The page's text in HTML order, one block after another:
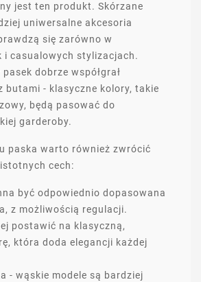
jest ten produkt. Skórzane
uniwersalne akcesoria
się zarówno w
i casualowych stylizacjach.
dobrze współgrał
butami - klasyczne kolory, takie
będą pasować do
garderoby.
paska warto również zwrócić
cech:
być odpowiednio dopasowana
z możliwością regulacji.
postawić na klasyczną,
która doda elegancji każdej
- wąskie modele są bardziej